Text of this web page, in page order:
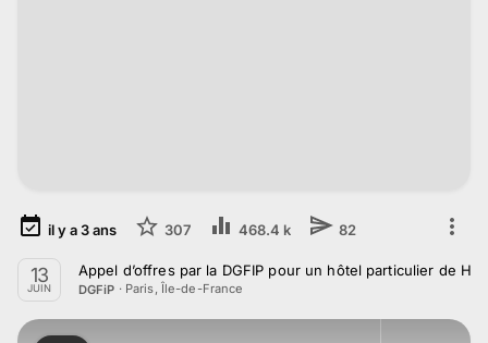
il y a3ans 307 468.4 k 82
13
JUIN
Appel d’offres par la DGFIP pour un hôtel particulier de
DGFiP · Paris, Île-de-France